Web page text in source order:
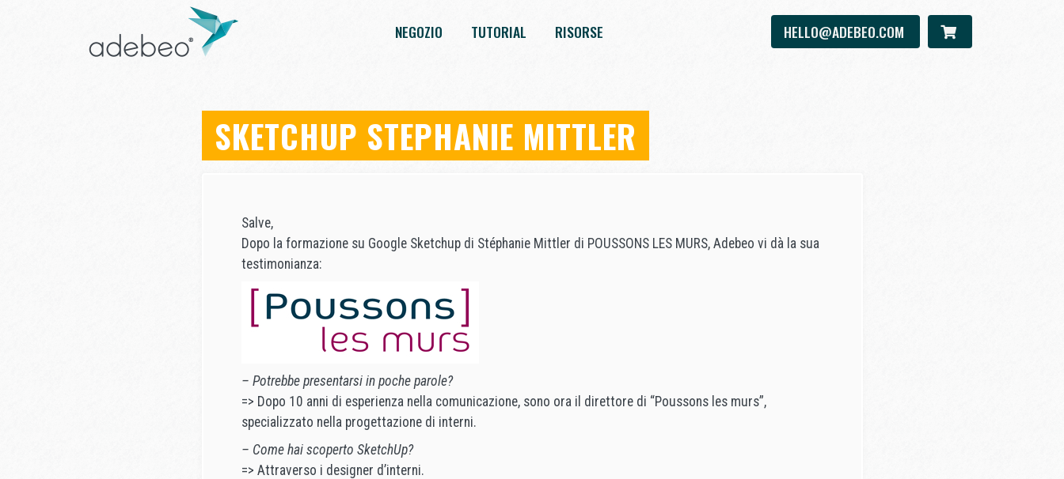
NEGOZIO TUTORIAL RISORSE HELLO@ADEBEO.COM
SKETCHUP STEPHANIE MITTLER
Salve,
Dopo la formazione su Google Sketchup di Stéphanie Mittler di POUSSONS LES MURS, Adebeo vi dà la sua
testimonianza:
– Potrebbe presentarsi in poche parole?
=> Dopo 10 anni di esperienza nella comunicazione, sono ora il direttore di “Poussons les murs”,
specializzato nella progettazione di interni.
– Come hai scoperto SketchUp?
=> Attraverso i designer d’interni.